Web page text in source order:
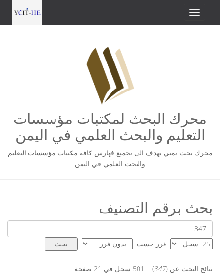
محرك البحث لمكتبات مؤسسات
التعليم والبحث العلمي في اليمن
محرك بحث يمني يهدف الى تجميع فهارس كافة مكتبات مؤسسات التعليم
والبحث العلمي في اليمن
بحث برقم التصنيف
فرز حسب
نتائج البحث عن (347) = 501 سجل في 21 صفحة